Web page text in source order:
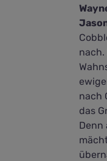
nach
das
Denn